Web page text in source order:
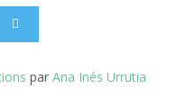
par Ana Inés Urrutia